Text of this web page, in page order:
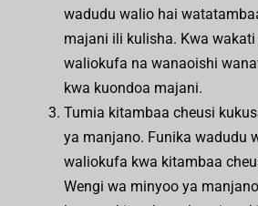
wadudu walio hai
majani ili kulisha. Kwa wakati
waliokufa na wanaoishi
kwa kuondoa majani.
Tumia kitambaa cheusi
ya manjano. Funika wadudu
waliokufa kwa kitambaa
Wengi wa minyoo ya